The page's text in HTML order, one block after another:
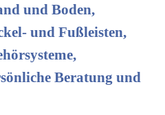
und Boden,
und Fußleisten,
Beratung und